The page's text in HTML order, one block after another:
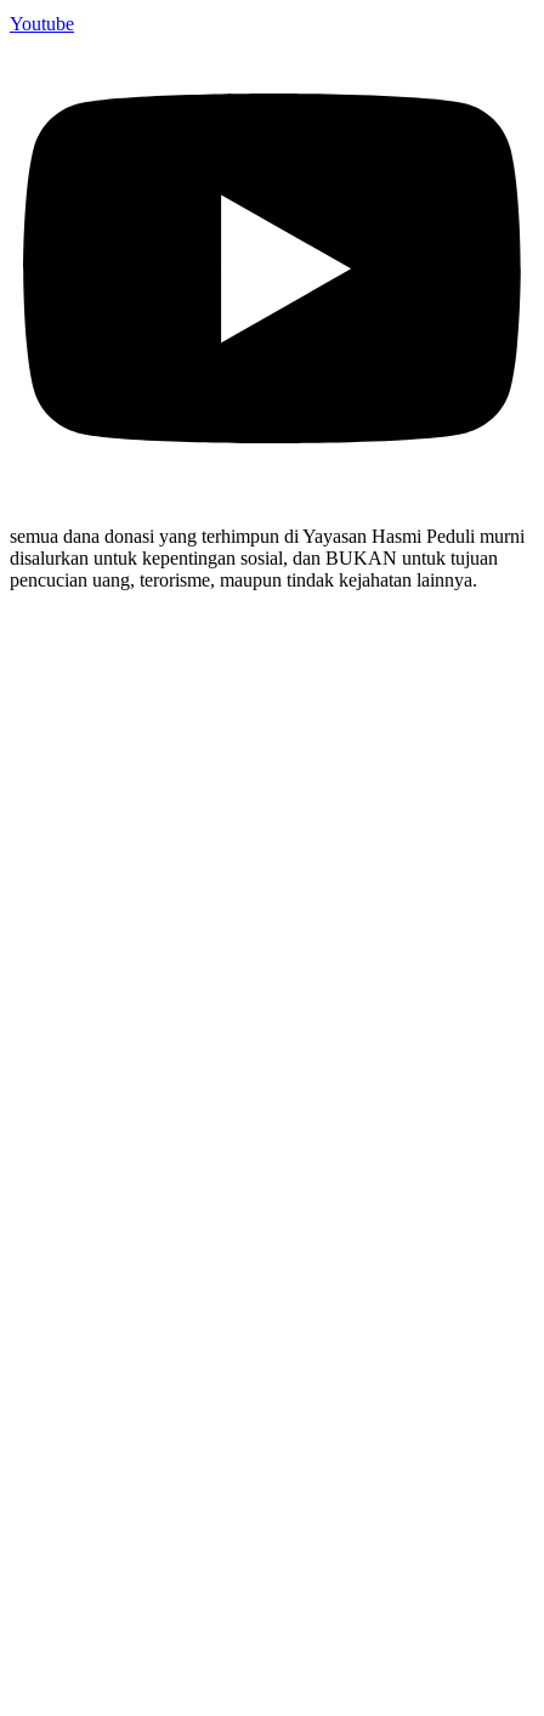
Youtube
semua dana donasi yang terhimpun di Yayasan Hasmi Peduli murni
disalurkan untuk kepentingan sosial, dan BUKAN untuk tujuan
pencucian uang, terorisme, maupun tindak kejahatan lainnya.